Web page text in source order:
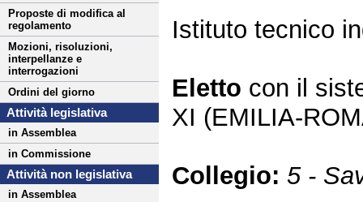
Proposte di modifica al
regolamento
Mozioni, risoluzioni,
interpellanze e
interrogazioni
Ordini del giorno
Attività legislativa
in Assemblea
in Commissione
Attività non legislativa
in Assemblea
Istituto tecnico
Eletto con il
XI (EMILIA-
Collegio: 5 -